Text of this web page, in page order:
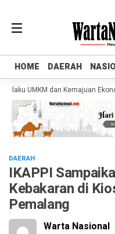
HOME DAERAH
HOME DAERAH
UMKM dan Kemajuan Ekonomi
DAERAH
IKAPPI
Kebakaran di
Pemalang
Warta Nasional